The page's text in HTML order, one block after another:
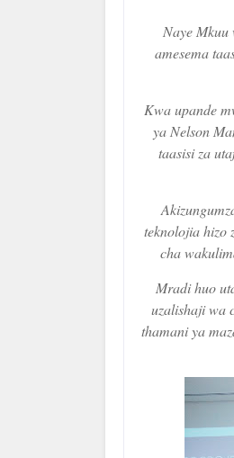
Naye
amesema
Kwa upande
ya Nelson
taasisi za
teknolojia hizo
cha
Mradi huo
uzalishaji wa
thamani ya